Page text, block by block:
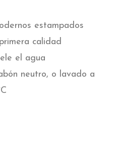
estampados
calidad
el agua
neutro, o lavado a